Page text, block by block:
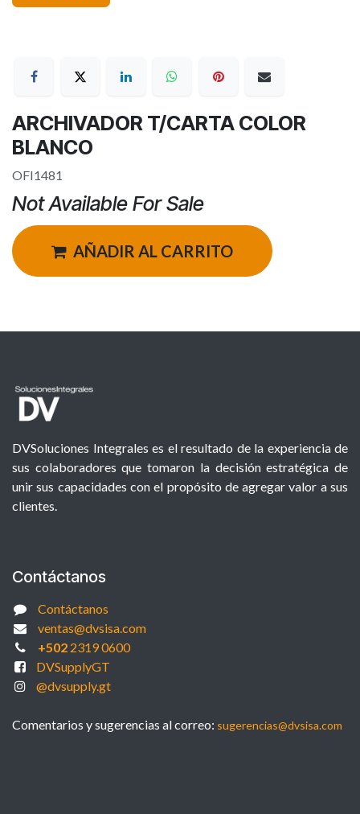
ARCHIVADOR T/CARTA COLOR
BLANCO
OFI1481
Not Available For Sale
AÑADIR AL CARRITO
DVSoluciones Integrales es el resultado de la experiencia de
sus colaboradores que tomaron la decisión estratégica de
unir sus capacidades con el propósito de agregar valor a sus
clientes.
Contáctanos
Contáctanos
ventas@dvsisa.com
+5022319 0600
DVSupplyGT
@dvsupply.gt
Comentarios y sugerencias al correo: sugerencias@dvsisa.com